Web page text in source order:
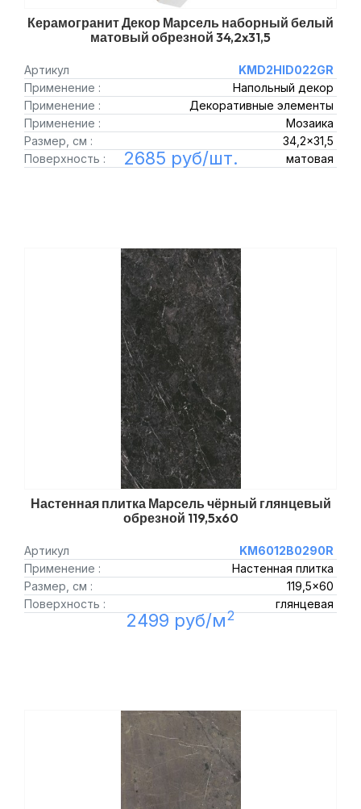
Керамогранит Декор Марсель наборный белый
матовый обрезной 34,2x31,5
Артикул
KMD2HID022GR
Применение :
Напольный декор
Применение :
Декоративные элементы
Применение :
Мозаика
Размер, см :
34,2x31,5
Поверхность :
матовая
2685 руб/шт.
Настенная плитка Марсель чёрный глянцевый
обрезной 119,5x60
Артикул
KM6012B0290R
Применение :
Настенная плитка
Размер, см :
119,5x60
Поверхность :
глянцевая
2499 руб/м2